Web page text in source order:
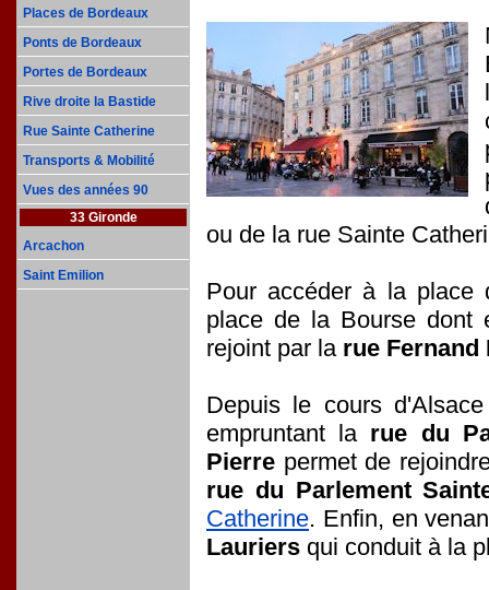
Places de Bordeaux
Ponts de Bordeaux
Portes de Bordeaux
Rive droite la Bastide
Rue Sainte Catherine
Transports & Mobilité
Vues des années 90
33 Gironde
Arcachon
Saint Emilion
ou de la rue Sainte
Pour accéder à la place
place de la Bourse dont
rejoint par la rue
Depuis le cours
empruntant la rue du
Pierre permet de
rue du Parlement
Catherine. Enfin, en
Lauriers qui conduit à la